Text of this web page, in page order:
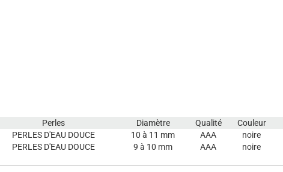
Perles Diamètre Qualité Couleur
PERLES D'EAU DOUCE 10 à 11 mm AAA noire
PERLES D'EAU DOUCE 9 à 10 mm AAA noire